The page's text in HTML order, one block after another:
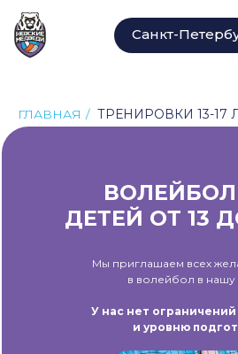
Санкт-
ГЛАВНАЯ / ТРЕНИРОВКИ 13-17
ДЕТЕЙ ОТ 13
Мы приглашаем всех
в волейбол в
У нас нет ограничений
и уровню